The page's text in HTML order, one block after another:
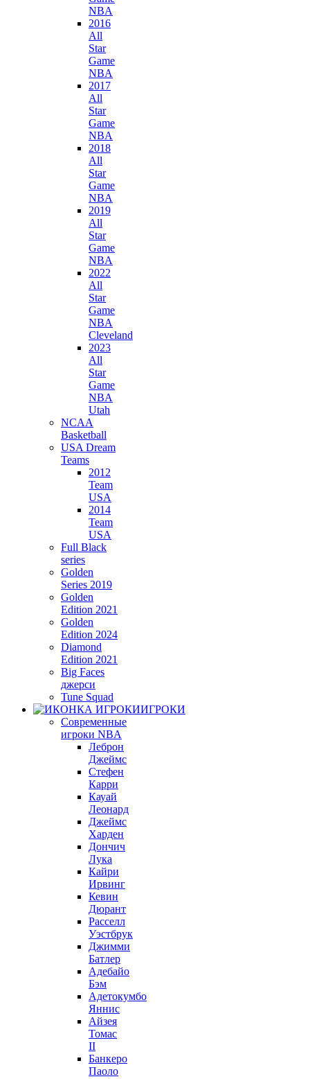
NBA
2016
All
Star
Game
NBA
2017
All
Star
Game
NBA
2018
All
Star
Game
NBA
2019
All
Star
Game
NBA
2022
All
Star
Game
NBA
Cleveland
2023
All
Star
Game
NBA
Utah
NCAA
Basketball
USA Dream
Teams
2012
Team
USA
2014
Team
USA
Full Black
series
Golden
Series 2019
Golden
Edition 2021
Golden
Edition 2024
Diamond
Edition 2021
Big Faces
джерси
Tune Squad
ИГРОКИ
Современные
игроки NBA
Леброн
Джеймс
Стефен
Карри
Кауай
Леонард
Джеймс
Харден
Дончич
Лука
Кайри
Ирвинг
Кевин
Дюрант
Расселл
Уэстбрук
Джимми
Батлер
Адебайо
Бэм
Адетокумбо
Яннис
Айзея
Томас
II
Банкеро
Паоло